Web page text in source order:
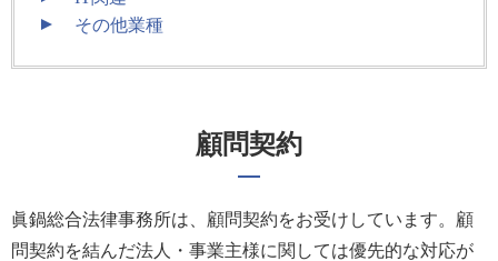
その他業種
顧問契約
眞鍋総合法律事務所は、顧問契約をお受けしています。顧
問契約を結んだ法人・事業主様に関しては優先的な対応が